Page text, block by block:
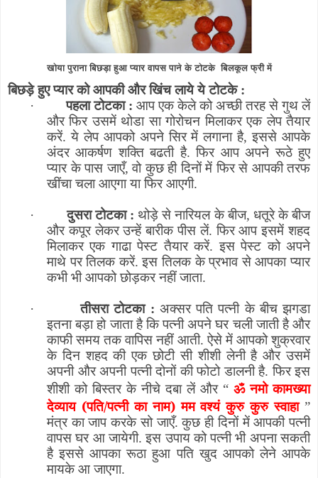
खोया पुराना बिछड़ा हुआ प्यार वापस पाने के टोटके बिलकूल फ्री में
बिछड़े हुए प्यार को आपकी और खिंच लाये ये टोटके :
·
पहला टोटका : आप एक केले को अच्छी तरह से गुथ लें
और फिर उसमें थोडा सा गोरोचन मिलाकर एक लेप तैयार
करें. ये लेप आपको अपने सिर में लगाना है,इससे आपके
अंदर आकर्षण शक्ति बढती है. फिर आप अपने रूठे हुए
प्यार के पास जाएँ,वो कुछ ही दिनों में फिर से आपकी तरफ
खींचा चला आएगा या फिर आएगी.
· दुसरा टोटका : थोड़े से नारियल के बीज, धतूरे के बीज
और कपूर लेकर उन्हें बारीक पीस लें. फिर आप इसमें शहद
मिलाकर एक गाढा पेस्ट तैयार करें. इस पेस्ट को अपने
माथे पर तिलक करें. इस तिलक के प्रभाव से आपका प्यार
कभी भी आपको छोड़कर नहीं जाता.
· तीसरा टोटका : अक्सर पति पत्नी के बीच झगडा
इतना बड़ा हो जाता है कि पत्नी अपने घर चली जाती है और
काफी समय तक वापिस नहीं आती. ऐसे में आपको शुक्रवार
के दिन शहद की एक छोटी सी शीशी लेनी है और उसमें
अपनी और अपनी पत्नी दोनों की फोटो डालनी है. फिर इस
शीशी को बिस्तर के नीचे दबा लें और “ ॐ नमो कामख्या
देव्याय (पति/पत्नी का नाम) मम वश्यं कुरु कुरु स्वाहा ”
मंत्र का जाप करके सो जाएँ. कुछ ही दिनों में आपकी पत्नी
वापस घर आ जायेगी. इस उपाय को पत्नी भी अपना सकती
है इससे आपका रूठा हुआ पति खुद आपको लेने आपके
मायके आ जाएगा.